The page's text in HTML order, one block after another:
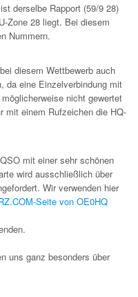
derselbe Rapport (59/9 28)
Zone 28 liegt. Bei diesem
Nummern.
diesem Wettbewerb auch
da eine Einzelverbindung mit
nicht gewertet
mit einem Rufzeichen die HQ-
mit einer sehr schönen
wird ausschließlich über
Wir verwenden hier
Seite von OE0HQ
uns ganz besonders über